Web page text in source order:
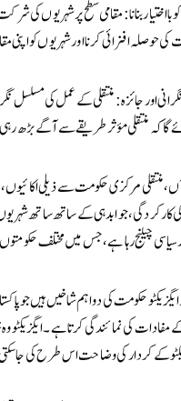
بااختیار بنانا: مقامی سطح پر شہریوں کی
حوصلہ افزائی کرنا اور شہریوں کو اپنی
اور جائزہ: منتقلی کے عمل کی مسلسل
گا کہ منتقلی مؤثر طریقے سے آگے
منتقلی مرکزی حکومت سے ذیلی
کارکردگی، جوابدہی کے ساتھ ساتھ
سیاسی چیلنج رہا ہے، جس میں مختلف
ایگزیکٹو حکومت کی دو اہم شاخیں ہیں جو
مفادات کی نمائندگی کرتا ہے۔ ایگزیکٹو
کے کردار کی وضاحت اس طرح کی جا